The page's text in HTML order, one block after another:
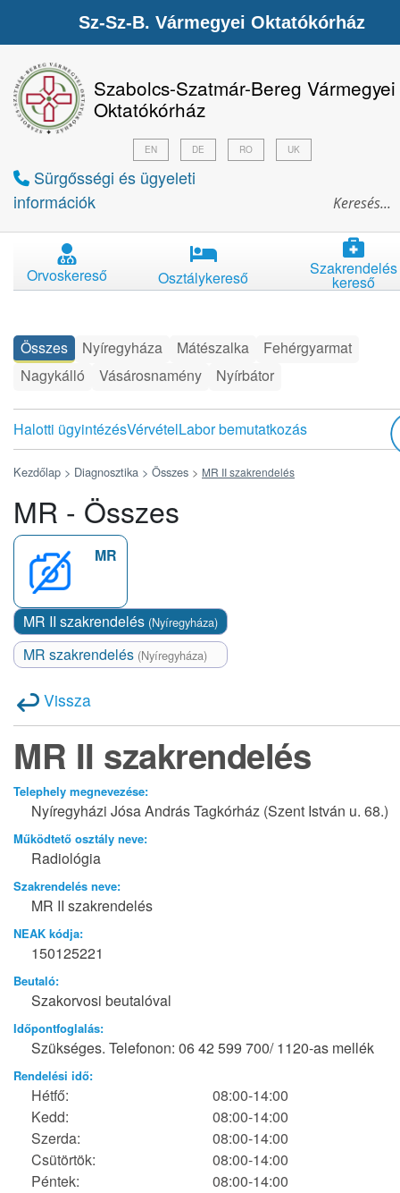
Szabolcs-Szatmár-Bereg Vármegyei
Oktatókórház
Sürgősségi és ügyeleti
információk
EN DE RO UK
Orvoskereső Osztálykereső Szakrendelés
kereső
Összes Nyíregyháza Mátészalka
Fehérgyarmat
Nagykálló
Vásárosnamény Nyírbátor
Halotti ügyintézésVérvételLabor bemutatkozás
Kezdőlap > Diagnosztika > Összes > MR II szakrendelés
MR - Összes
MR
MR II szakrendelés (Nyíregyháza)
MR szakrendelés (Nyíregyháza)
Vissza
MR II szakrendelés
Telephely megnevezése:
Nyíregyházi Jósa András Tagkórház (Szent István u. 68.)
Működtető osztály neve:
Radiológia
Szakrendelés neve:
MR II szakrendelés
NEAK kódja:
150125221
Beutaló:
Szakorvosi beutalóval
Időpontfoglalás:
Szükséges. Telefonon: 06 42 599 700/ 1120-as mellék
Rendelési idő:
Hétfő:
08:00-14:00
Kedd:
08:00-14:00
Szerda:
08:00-14:00
Csütörtök:
08:00-14:00
Péntek:
08:00-14:00
Sz-Sz-B. Vármegyei Oktatókórház